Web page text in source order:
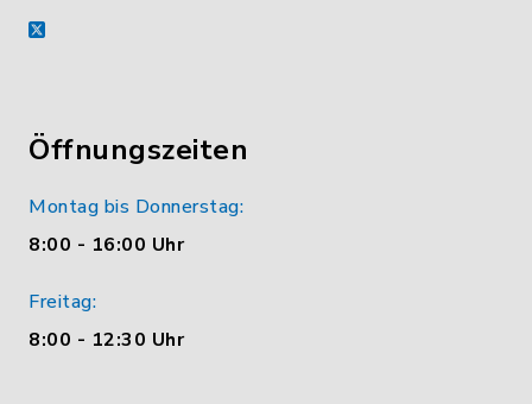
X
Öffnungszeiten
Montag bis Donnerstag:
8:00 - 16:00 Uhr
Freitag:
8:00 - 12:30 Uhr